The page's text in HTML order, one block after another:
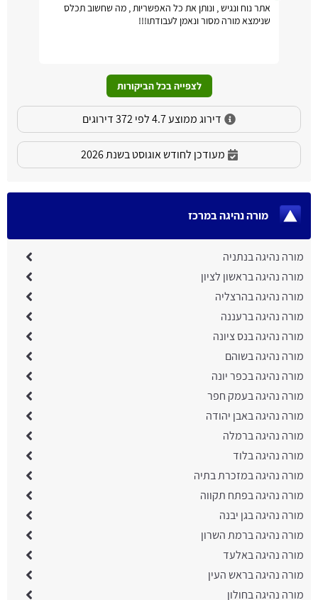
אתר נוח ונגיש , ונותן את כל האפשריות , מה שחשוב תכלס
שנימצא מורה מסור ונאמן לעבודתו!!!
לצפייה בכל הביקורות
דירוג ממוצע 4.7 לפי 372 דירוגים
מעודכן לחודש אוגוסט בשנת 2026
מורה נהיגה במרכז
מורה נהיגה בנתניה
מורה נהיגה בראשון לציון
מורה נהיגה בהרצליה
מורה נהיגה ברעננה
מורה נהיגה בנס ציונה
מורה נהיגה בשוהם
מורה נהיגה בכפר יונה
מורה נהיגה בעמק חפר
מורה נהיגה באבן יהודה
מורה נהיגה ברמלה
מורה נהיגה בלוד
מורה נהיגה במזכרת בתיה
מורה נהיגה בפתח תקווה
מורה נהיגה בגן יבנה
מורה נהיגה ברמת השרון
מורה נהיגה באלעד
מורה נהיגה בראש העין
מורה נהיגה בחולון